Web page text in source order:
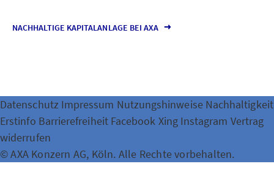
NACHHALTIGE KAPITALANLAGE BEI AXA
Datenschutz Impressum Nutzungshinweise Nachhaltigkeit
Erstinfo Barrierefreiheit Facebook Xing Instagram Vertrag
widerrufen
© AXA Konzern AG, Köln. Alle Rechte vorbehalten.